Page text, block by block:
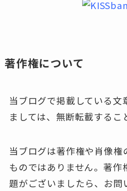
著作権について
当ブログで掲載している文
ましては、無断転載するこ
当ブログは著作権や肖像権
ものではありません。著作
題がございましたら、お問